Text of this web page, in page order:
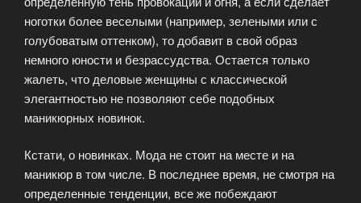
ноготки более веселыми (например, зелеными или с
голубоватым оттенком), то добавит в свой образ
немного юности и безрассудства. Остается только
жалеть, что деловые женщины с классической
элегантностью не позволяют себе подобных
маникюрных новинок.
Кстати, о новинках. Мода не стоит на месте и на
маникюр в том числе. В последнее время, не смотря на
определенные тенденции, все же побеждают